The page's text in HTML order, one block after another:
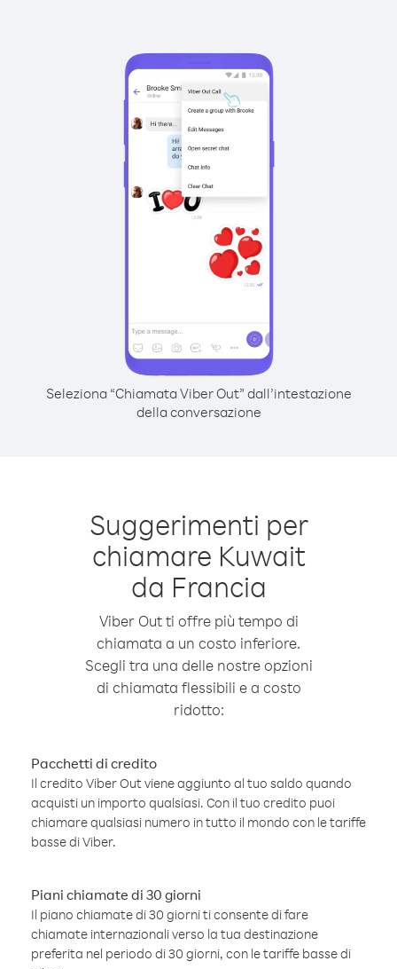
Seleziona “Chiamata Viber Out” dall’intestazione
della conversazione
Suggerimenti per
chiamare Kuwait
da Francia
Viber Out ti offre più tempo di
chiamata a un costo inferiore.
Scegli tra una delle nostre opzioni
di chiamata flessibili e a costo
ridotto:
Pacchetti di credito
Il credito Viber Out viene aggiunto al tuo saldo quando
acquisti un importo qualsiasi. Con il tuo credito puoi
chiamare qualsiasi numero in tutto il mondo con le tariffe
basse di Viber.
Piani chiamate di 30 giorni
Il piano chiamate di 30 giorni ti consente di fare
chiamate internazionali verso la tua destinazione
preferita nel periodo di 30 giorni, con le tariffe basse di